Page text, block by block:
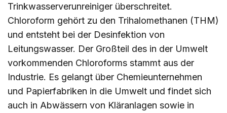
Trinkwasserverunreiniger überschreitet.
Chloroform gehört zu den Trihalomethanen (THM)
und entsteht bei der Desinfektion von
Leitungswasser. Der Großteil des in der Umwelt
vorkommenden Chloroforms stammt aus der
Industrie. Es gelangt über Chemieunternehmen
und Papierfabriken in die Umwelt und findet sich
auch in Abwässern von Kläranlagen sowie in